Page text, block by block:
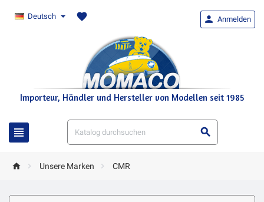
Deutsch favorite
Importeur, Händler und Hersteller von Modellen seit 1985
 
 Anmelden
  Unsere Marken  CMR